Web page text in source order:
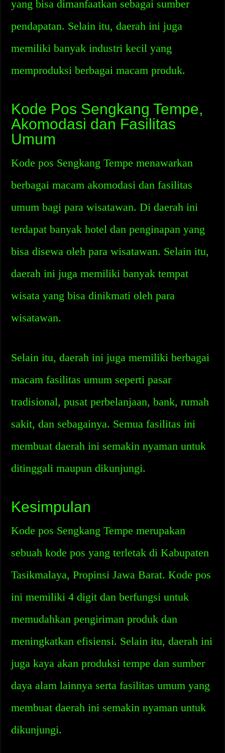
yang bisa dimanfaatkan sebagai sumber
pendapatan. Selain itu, daerah ini juga
memiliki banyak industri kecil yang
memproduksi berbagai macam produk.
Kode Pos Sengkang Tempe,
Akomodasi dan Fasilitas
Umum
Kode pos Sengkang Tempe menawarkan
berbagai macam akomodasi dan fasilitas
umum bagi para wisatawan. Di daerah ini
terdapat banyak hotel dan penginapan yang
bisa disewa oleh para wisatawan. Selain itu,
daerah ini juga memiliki banyak tempat
wisata yang bisa dinikmati oleh para
wisatawan.
Selain itu, daerah ini juga memiliki berbagai
macam fasilitas umum seperti pasar
tradisional, pusat perbelanjaan, bank, rumah
sakit, dan sebagainya. Semua fasilitas ini
membuat daerah ini semakin nyaman untuk
ditinggali maupun dikunjungi.
Kesimpulan
Kode pos Sengkang Tempe merupakan
sebuah kode pos yang terletak di Kabupaten
Tasikmalaya, Propinsi Jawa Barat. Kode pos
ini memiliki 4 digit dan berfungsi untuk
memudahkan pengiriman produk dan
meningkatkan efisiensi. Selain itu, daerah ini
juga kaya akan produksi tempe dan sumber
daya alam lainnya serta fasilitas umum yang
membuat daerah ini semakin nyaman untuk
dikunjungi.